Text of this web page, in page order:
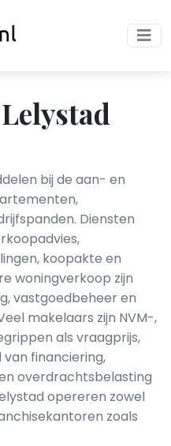
bij de aan- en
Diensten
koopakte en
woningverkoop zijn
vastgoedbeheer en
makelaars zijn NVM-,
als vraagprijs,
financiering,
overdrachtsbelasting
opereren zowel
zoals